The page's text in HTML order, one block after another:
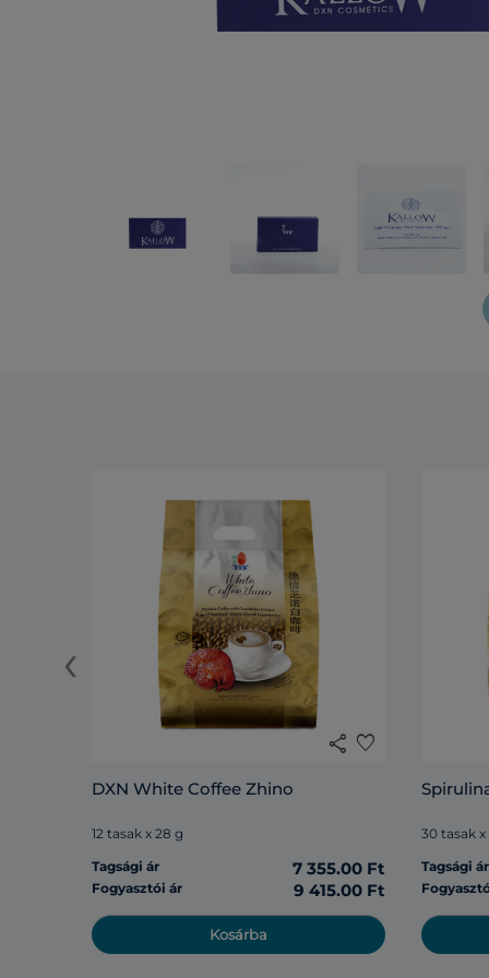
share favorite
DXN White Coffee Zhino
12 tasak x 28 g
Tagsági ár
7 355.00 Ft
Fogyasztói ár 9 415.00 Ft
Kosárba
30 tasak x
Tagsági ár
‹